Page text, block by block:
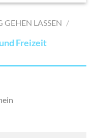
AUF MEINE
SETZEN
LASSEN /
Freizeit